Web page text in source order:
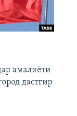
амалиёти
дастгир